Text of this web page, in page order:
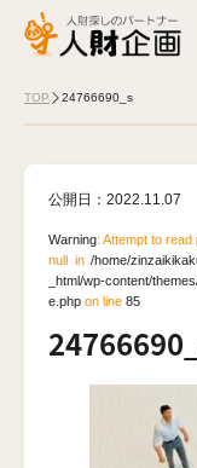
TOP 24766690_s
公開日： 2022.11.07
Warning: Attempt to
null in/home/
_html/wp-content/
e.php on line 85